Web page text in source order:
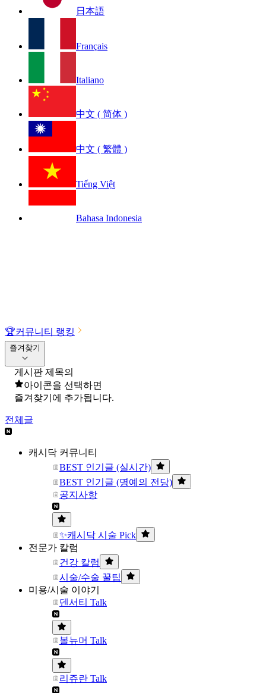
日本語
Français
Italiano
中文 ( 简体 )
中文 ( 繁體 )
Tiếng Việt
Bahasa Indonesia
🏆커뮤니티 랭킹
즐겨찾기
게시판 제목의
아이콘을 선택하면
즐겨찾기에 추가됩니다.
전체글
캐시닥 커뮤니티
BEST 인기글 (실시간)
BEST 인기글 (명예의 전당)
공지사항
✨캐시닥 시술 Pick
전문가 칼럼
건강 칼럼
시술/수술 꿀팁
미용/시술 이야기
덴서티 Talk
볼뉴머 Talk
리쥬란 Talk